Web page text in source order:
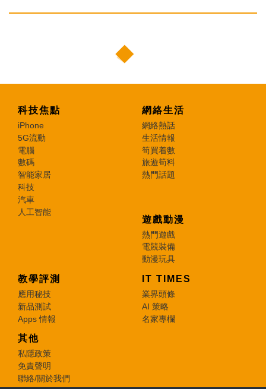
科技焦點
iPhone
5G流動
電腦
數碼
智能家居
科技
汽車
人工智能
網絡生活
網絡熱話
生活情報
筍買着數
旅遊筍料
熱門話題
遊戲動漫
熱門遊戲
電競裝備
動漫玩具
教學評測
應用秘技
新品測試
Apps 情報
IT TIMES
業界頭條
AI 策略
名家專欄
其他
私隱政策
免責聲明
聯絡/關於我們